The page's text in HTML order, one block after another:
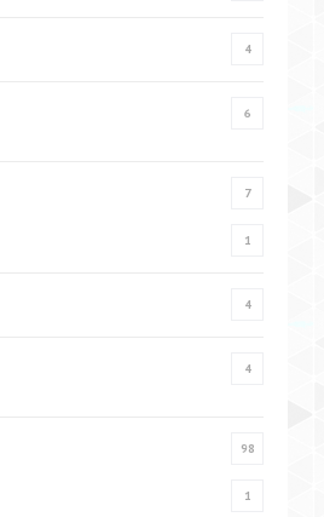
4
6
7
1
4
4
98
1